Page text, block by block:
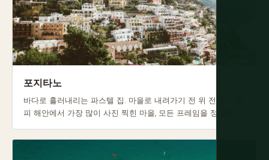
포지타노
바다로 흘러내리는 파스텔 집. 마을로 내려가기 전 위 전망. 아말
피 해안에서 가장 많이 사진 찍힌 마을, 모든 프레임을 정당화.